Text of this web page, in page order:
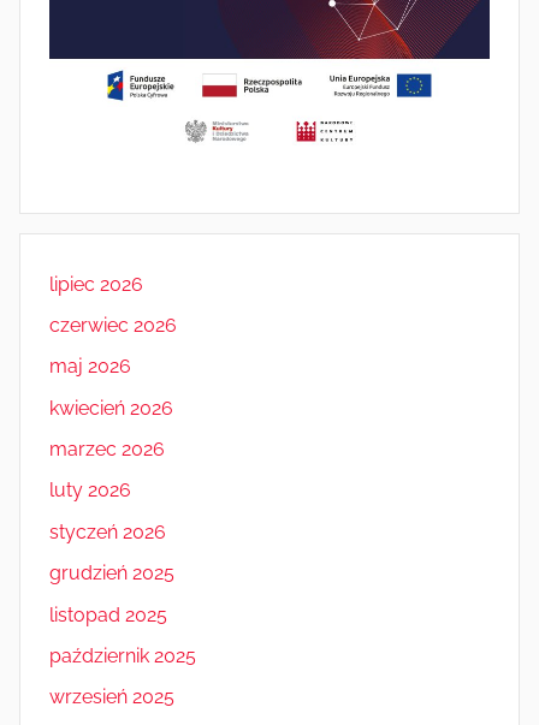
lipiec 2026
czerwiec 2026
maj 2026
kwiecień 2026
marzec 2026
luty 2026
styczeń 2026
grudzień 2025
listopad 2025
październik 2025
wrzesień 2025